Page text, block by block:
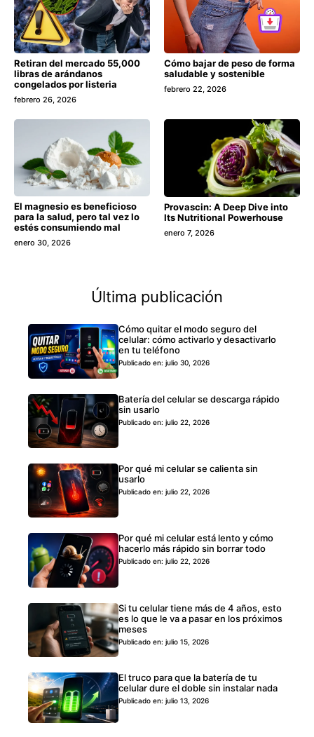
Retiran del mercado 55,000
libras de arándanos
congelados por listeria
febrero 26, 2026
Cómo bajar de peso de forma
saludable y sostenible
febrero 22, 2026
El magnesio es beneficioso
para la salud, pero tal vez lo
estés consumiendo mal
enero 30, 2026
Provascin: A Deep Dive into
Its Nutritional Powerhouse
enero 7, 2026
Última publicación
Cómo quitar el modo seguro del
celular: cómo activarlo y desactivarlo
en tu teléfono
Publicado en: julio 30, 2026
Batería del celular se descarga rápido
sin usarlo
Publicado en: julio 22, 2026
Por qué mi celular se calienta sin
usarlo
Publicado en: julio 22, 2026
Por qué mi celular está lento y cómo
hacerlo más rápido sin borrar todo
Publicado en: julio 22, 2026
Si tu celular tiene más de 4 años, esto
es lo que le va a pasar en los próximos
meses
Publicado en: julio 15, 2026
El truco para que la batería de tu
celular dure el doble sin instalar nada
Publicado en: julio 13, 2026